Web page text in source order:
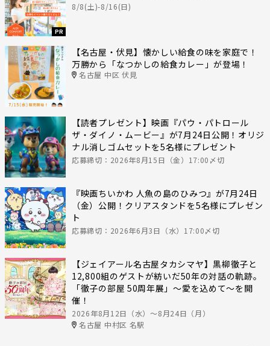
PR
8/8(土)-8/16(日)
【名古屋・伏見】懐かしい給食の味を家庭で！
万勝から「なつかしの給食カレー」が登場！
名古屋 中区 伏見
【読者プレゼント】映画『パウ・パトロール
ザ・ダイノ・ムービー』が7月24日公開！オリジ
ナル消しゴムセットを5名様にプレゼント
応募締切：2026年8月15日（金）17:00〆切
『映画ちいかわ 人魚の島のひみつ』が7月24日
（金）公開！クリアスタンドを5名様にプレゼン
ト
応募締切：2026年6月3日（水）17:00〆切
【ジェイアール名古屋タカシマヤ】黒柳徹子と
12,800組のゲストが紡いだ50年の対話の軌跡。
「徹子の部屋 50周年展」～愛を込めて～を開
催！
2026年8月12日（水）〜8月24日（月）
名古屋 中村区 名駅